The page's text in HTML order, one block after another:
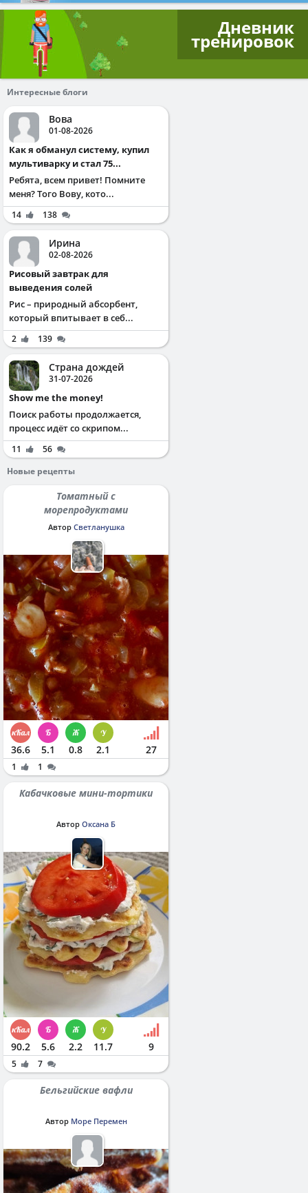
Дневник
тренировок
Интересные блоги
Вова
01-08-2026
Как я обманул систему, купил
мультиварку и стал 75...
Ребята, всем привет! Помните
меня? Того Вову, кото...
14 138
Ирина
02-08-2026
Рисовый завтрак для
выведения солей
Рис – природный абсорбент,
который впитывает в себ...
2 139
Страна дождей
31-07-2026
Show me the money!
Поиск работы продолжается,
процесс идёт со скрипом...
11
56
Новые рецепты
Томатный с
морепродуктами
Автор Светланушка
36.6 5.1 0.8 2.1 27
1 1
Кабачковые мини-тортики
Автор Оксана Б
90.2 5.6 2.2 11.7 9
5 7
Бельгийские вафли
Автор Море Перемен